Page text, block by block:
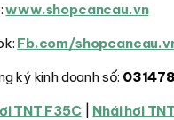
www.shopcancau.vn
Fb.com/
ký kinh doanh số:
TNT F35C| Nhái hơi